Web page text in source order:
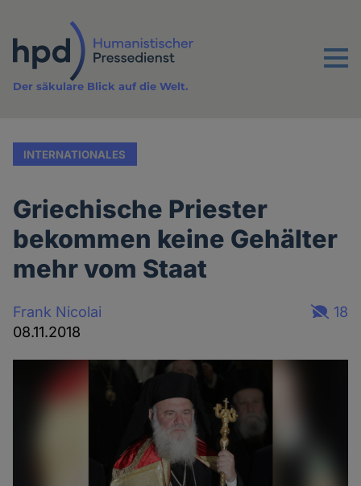
Inhalt
Menu
Der säkulare Blick auf die Welt.
INTERNATIONALES
Griechische Priester
bekommen keine Gehälter
mehr vom Staat
Frank Nicolai
08.11.2018
18